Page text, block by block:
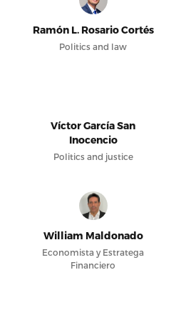
Ramón L. Rosario Cortés
Politics and law
Víctor García San
Inocencio
Politics and justice
William Maldonado
Economista y Estratega
Financiero